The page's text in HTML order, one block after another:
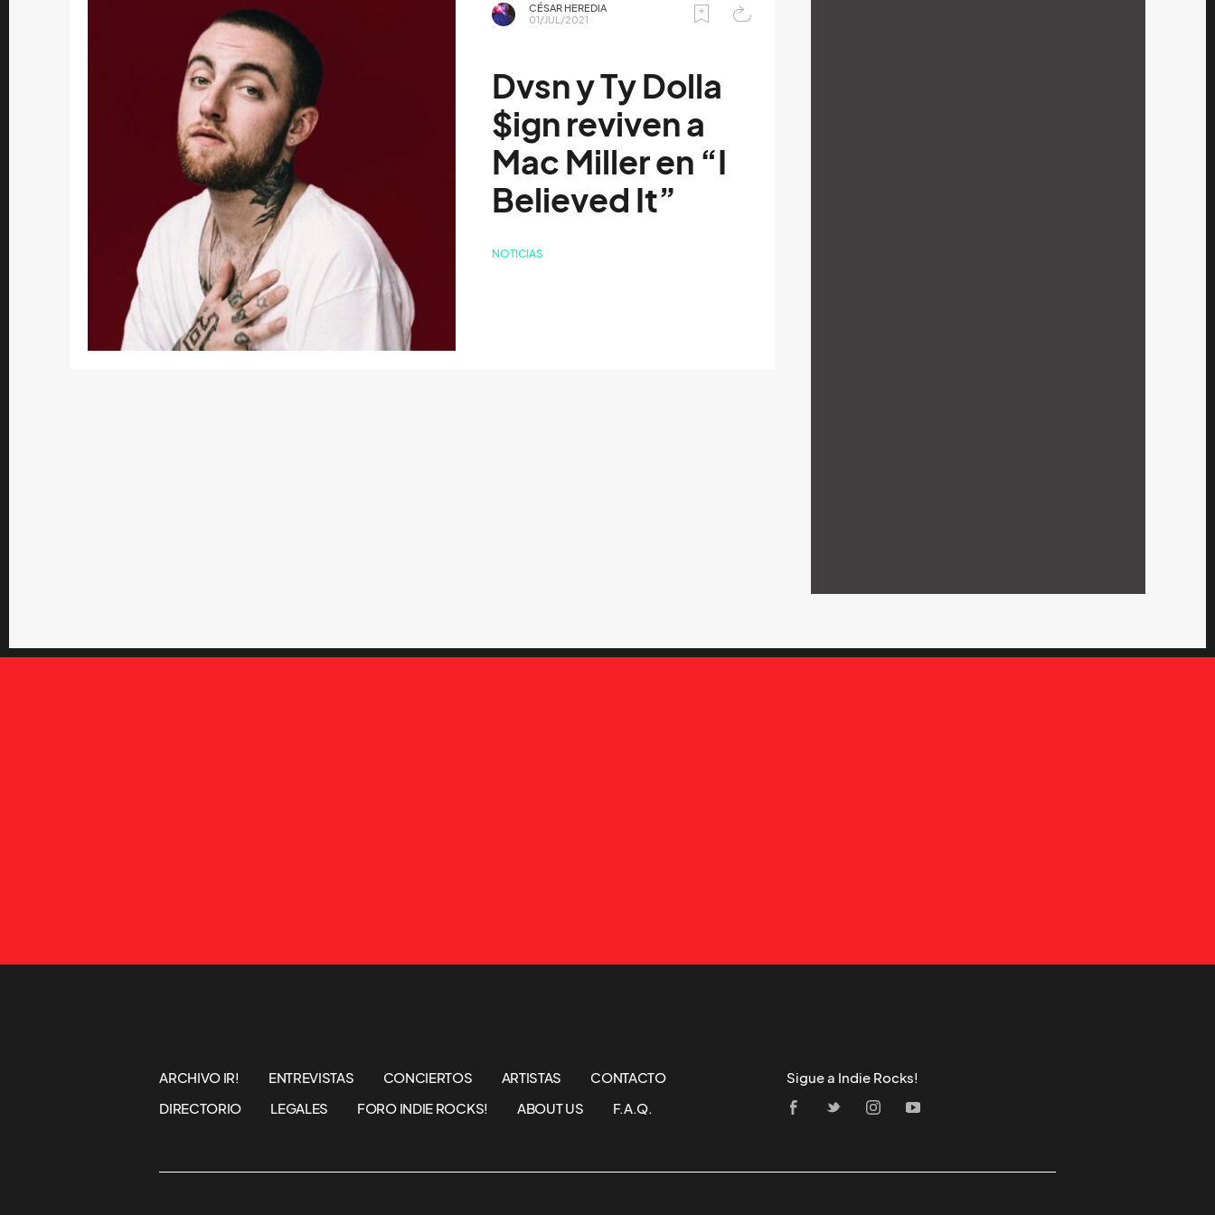
CÉSAR HEREDIA
01/JUL/2021
Dvsn y Ty Dolla
$ign reviven a
Mac Miller en “I
Believed It”
NOTICIAS
ARCHIVO IR! ENTREVISTAS CONCIERTOS ARTISTAS
CONTACTO
DIRECTORIO
LEGALES FORO INDIE ROCKS! ABOUT US F.A.Q.
Sigue a Indie Rocks!